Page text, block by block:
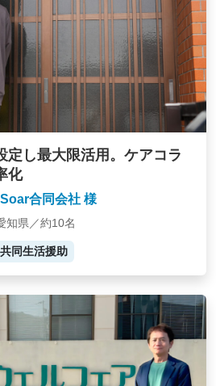
定し最大限活用。ケアコラ
化
合同会社 様
知県／約10名
共同生活援助